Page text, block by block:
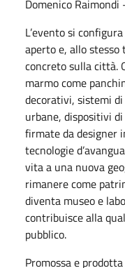
Domenico
L’evento si
aperto e, allo
concreto sulla città.
marmo come
decorativi, sistemi
urbane, dispositivi
firmate da designer
tecnologie
vita a una nuova
rimanere come
diventa museo e
contribuisce alla
pubblico.
Promossa e